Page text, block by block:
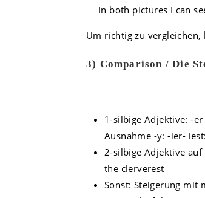
In both pictures I can
Um richtig zu
3) Comparison / Die
1-silbige Adjektive: -
Ausnahme -y: -ier-
2-silbige Adjektive auf
the clerverest
Sonst: Steigerung